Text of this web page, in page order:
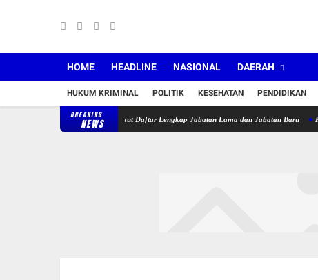
HOME HEADLINE NASIONAL DAERAH
HUKUM KRIMINAL POLITIK KESEHATAN PENDIDIKAN
BREAKING
NEWS
Lantik 36 Pejabat, Berikut Daftar Lengkap Jabatan Lama dan Jabatan Baru